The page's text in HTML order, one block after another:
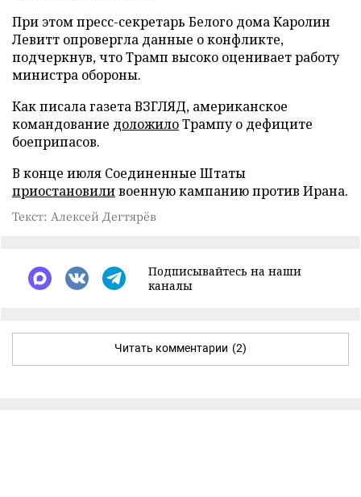
При этом пресс-секретарь Белого дома Каролин
Левитт опровергла данные о конфликте,
подчеркнув, что Трамп высоко оценивает работу
министра обороны.
Как писала газета ВЗГЛЯД, американское
командование доложилоТрампу о дефиците
боеприпасов.
В конце июля Соединенные Штаты
приостановиливоенную кампанию против Ирана.
Текст: Алексей Дегтярёв
Подписывайтесь на наши
каналы
Читать комментарии (2)